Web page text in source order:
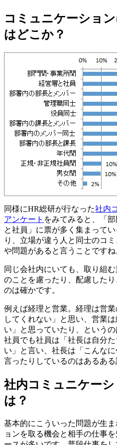
コミュニケーショ
はどこか？
同様にHR総研が行なった社内
アンケート をみてみると、「
と社員」に票が多く集まって
り、立場が違う人と同士のコ
や問題があると言うことですね
同じ会社内にいても、取り組
のことを慮ったり、配慮した
のは確かです。
例えば経理と営業。経理は営
してくれない」と思い、営業
い」と思っていたり、という
社員でも社員は「社長は自分
い」と言い、社長は「こんな
言ったりしているのはあるある
社内コミュニケー
は？
基本的にこういった問題が生
ョンを取る機会と相手の仕事